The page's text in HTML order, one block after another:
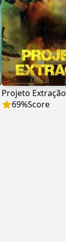
Projeto Extração
69%Score